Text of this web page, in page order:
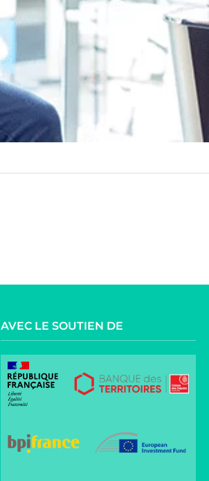
AVEC LE SOUTIEN DE